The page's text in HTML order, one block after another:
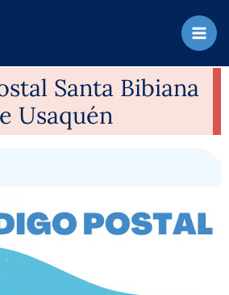
Santa Bibiana
Usaquén